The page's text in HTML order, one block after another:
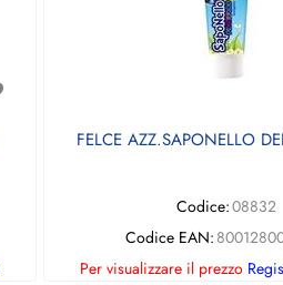
FELCE AZZ.SAPONELLO
Codice:08832
Codice EAN:
Per visualizzare il prezzo